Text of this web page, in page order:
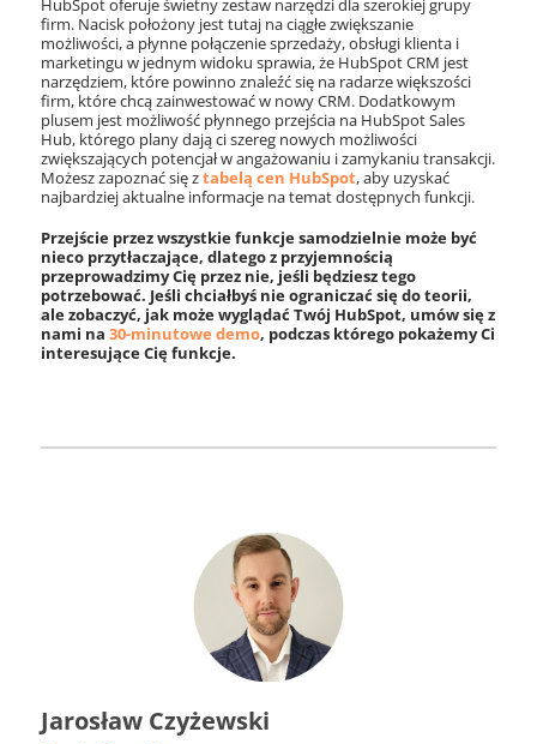
firm. Nacisk położony jest tutaj na ciągłe zwiększanie
możliwości, a płynne połączenie sprzedaży, obsługi klienta i
marketingu w jednym widoku sprawia, że HubSpot CRM jest
narzędziem, które powinno znaleźć się na radarze większości
firm, które chcą zainwestować w nowy CRM. Dodatkowym
plusem jest możliwość płynnego przejścia na HubSpot Sales
Hub, którego plany dają ci szereg nowych możliwości
zwiększających potencjał w angażowaniu i zamykaniu transakcji.
Możesz zapoznać się ztabelą cen HubSpot, aby uzyskać
najbardziej aktualne informacje na temat dostępnych funkcji.
Przejście przez wszystkie funkcje samodzielnie może być
nieco przytłaczające, dlatego z przyjemnością
przeprowadzimy Cię przez nie, jeśli będziesz tego
potrzebować. Jeśli chciałbyś nie ograniczać się do teorii,
ale zobaczyć, jak może wyglądać Twój HubSpot, umów się z
nami na 30-minutowe demo, podczas którego pokażemy Ci
interesujące Cię funkcje.
Jarosław Czyżewski